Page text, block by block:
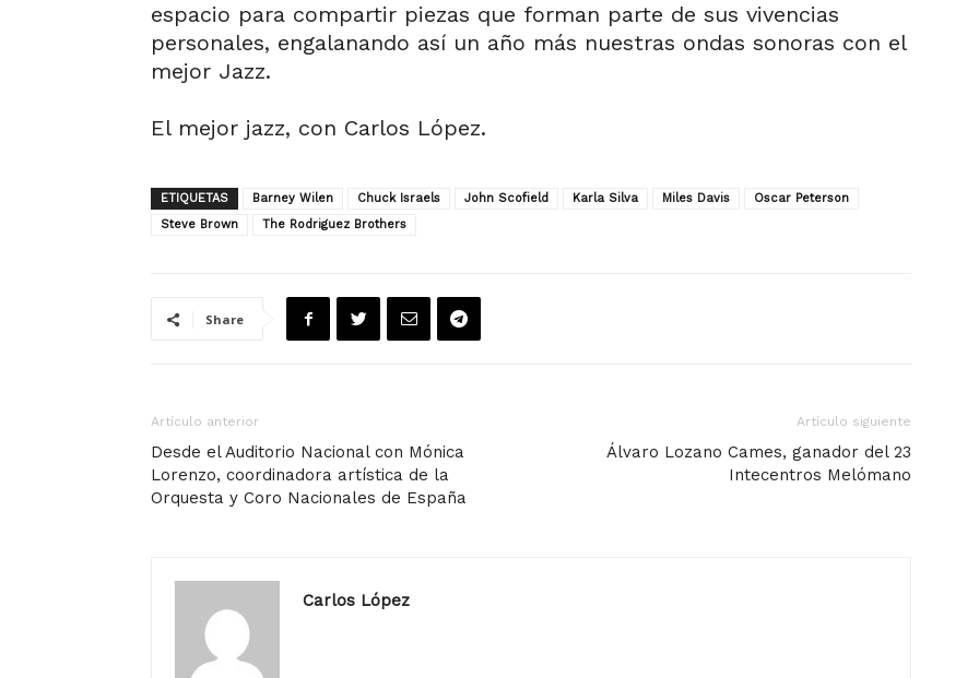
espacio para compartir piezas que forman parte de sus vivencias
personales, engalanando así un año más nuestras ondas sonoras con el
mejor Jazz.
El mejor jazz, con Carlos López.
ETIQUETAS Barney Wilen Chuck Israels John Scofield Karla Silva Miles Davis
Oscar Peterson
Steve Brown
The Rodriguez Brothers
Share
Artículo anterior
Desde el Auditorio Nacional con Mónica
Lorenzo, coordinadora artística de la
Orquesta y Coro Nacionales de España
Artículo siguiente
Álvaro Lozano Cames, ganador del 23
Intecentros Melómano
Carlos López